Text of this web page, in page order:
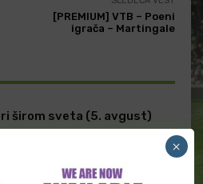
[PREMIUM] VTB – Poeni
igrača – Martingale
širom sveta (5. avgust)
×